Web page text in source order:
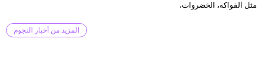
مثل الفواكه، الخضروات،
المزيد من أخبار النجوم